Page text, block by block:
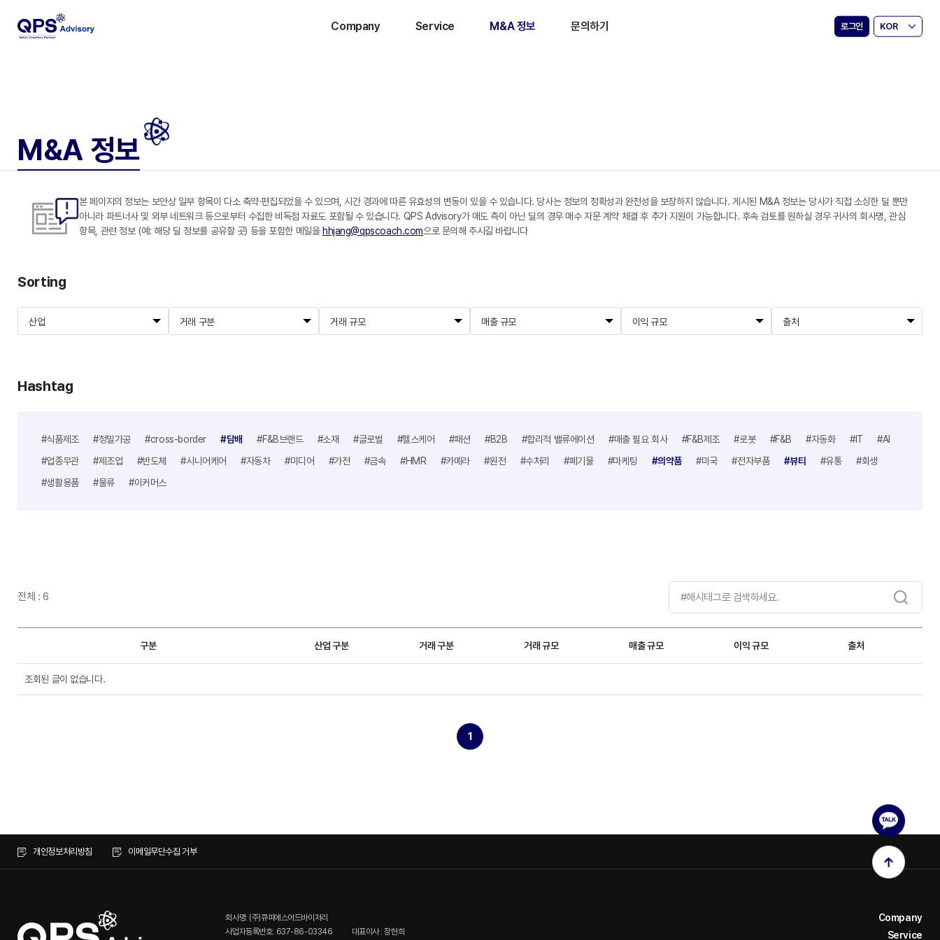
Company Service M&A 정보 문의하기 로그인 KOR
M&A 정보
본 페이지의 정보는 보안상 일부 항목이 다소 축약·편집되었을 수 있으며, 시간 경과에 따른 유효성의 변동이 있을 수 있습니다. 당사는 정보의 정확성과 완전성을 보장하지 않습니다. 게시된 M&A 정보는 당사가 직접 소싱한 딜 뿐만
아니라 파트너사 및 외부 네트워크 등으로부터 수집한 비독점 자료도 포함될 수 있습니다. QPS Advisory가 매도 측이 아닌 딜의 경우 매수 자문 계약 체결 후 추가 지원이 가능합니다. 후속 검토를 원하실 경우 귀사의 회사명, 관심
항목, 관련 정보 (예: 해당 딜 정보를 공유할 곳) 등을 포함한 메일을 hhjang@qpscoach.com으로 문의해 주시길 바랍니다
Sorting
산업 거래 구분 거래 규모 매출 규모 이익 규모 출처
Hashtag
#식품제조 #정밀가공 #cross-border #담배 #F&B브랜드 #소재 #글로벌 #헬스케어 #패션 #B2B #합리적 밸류에이션 #매출 필요 회사 #F&B제조 #로봇 #F&B #자동화 #IT
#AI
#업종무관
#제조업 #반도체 #시니어케어 #자동차 #미디어 #가전 #금속 #HMR #카메라 #원전 #수처리 #폐기물 #마케팅 #의약품 #미국 #전자부품 #뷰티 #유통
#회생
#생활용품
#물류 #이커머스
전체 : 6
구분 산업 구분 거래 구분 거래 규모 매출 규모 이익 규모 출처
조회된 글이 없습니다.
1
개인정보처리방침 이메일무단수집 거부
회사명: (주)큐피에스어드바이저리
사업자등록번호: 637-86-03346
대표이사 : 장현희
Company
Service